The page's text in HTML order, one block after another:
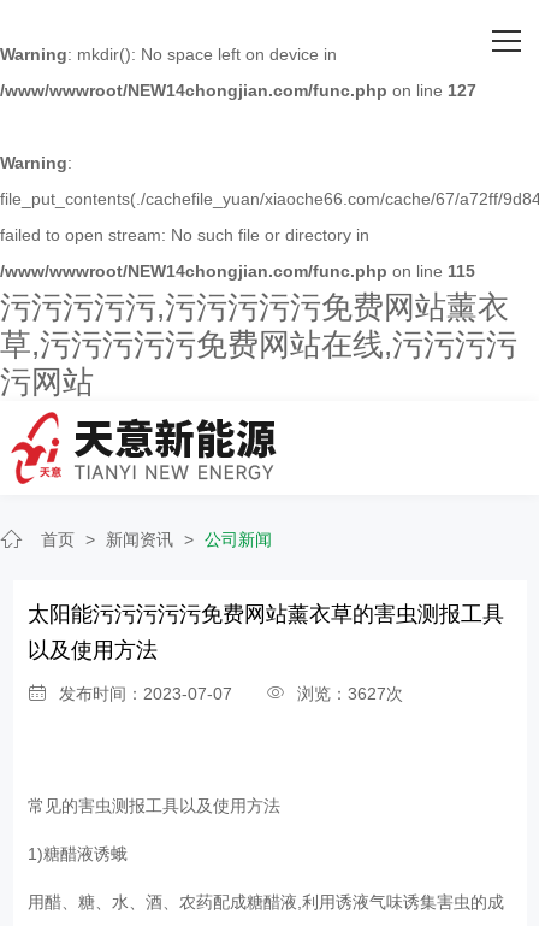
Warning: mkdir(): No space left on device in
/www/wwwroot/NEW14chongjian.com/func.php on line 127
Warning:
file_put_contents(./cachefile_yuan/xiaoche66.com/cache/67/a72ff/
failed to open stream: No such file or directory in
/www/wwwroot/NEW14chongjian.com/func.php on line 115
污污污污污,污污污污污免费网站薰衣
草,污污污污污免费网站在线,污污污污
污网站
关于污污污污污
主营产品
人才招聘
新闻资讯
联系污污污污污
首页 > 新闻资讯 > 公司新闻
太阳能污污污污污免费网站薰衣草的害虫测报工具
以及使用方法
发布时间：2023-07-07 浏览：3627次
常见的害虫测报工具以及使用方法
1)糖醋液诱蛾
用醋、糖、水、酒、农药配成糖醋液,利用诱液气味诱集害虫的成